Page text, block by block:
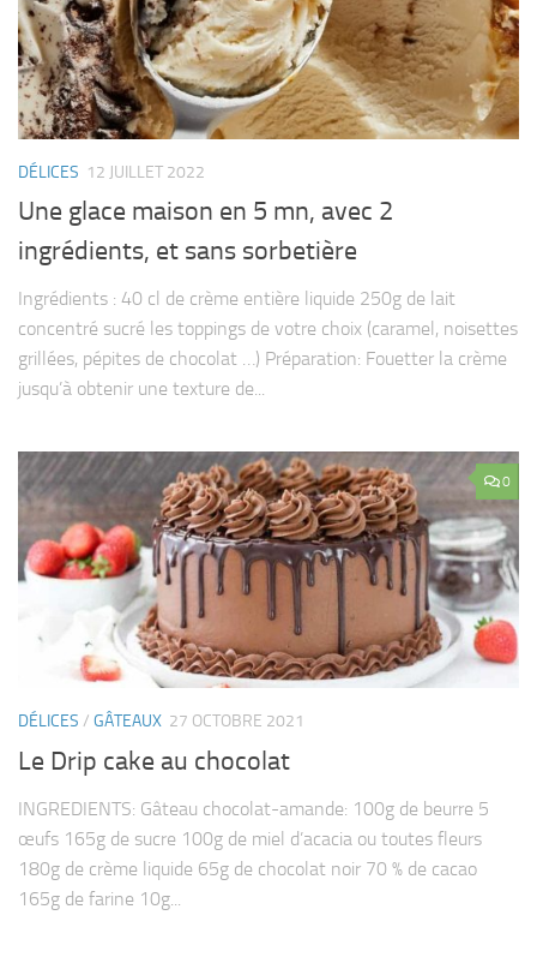
DÉLICES 12 JUILLET 2022
Une glace maison en 5 mn, avec 2
ingrédients, et sans sorbetière
Ingrédients : 40 cl de crème entière liquide 250g de lait
concentré sucré les toppings de votre choix (caramel, noisettes
grillées, pépites de chocolat …) Préparation: Fouetter la crème
jusqu’à obtenir une texture de...
0
DÉLICES / GÂTEAUX 27 OCTOBRE 2021
Le Drip cake au chocolat
INGREDIENTS: Gâteau chocolat-amande: 100g de beurre 5
œufs 165g de sucre 100g de miel d’acacia ou toutes fleurs
180g de crème liquide 65g de chocolat noir 70 % de cacao
165g de farine 10g...